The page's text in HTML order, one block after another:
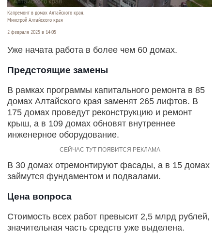
Капремонт в домах Алтайского края.
Минстрой Алтайского края
2 февраля 2025 в 14:05
Уже начата работа в более чем 60 домах.
Предстоящие замены
В рамках программы капитального ремонта в 85
домах Алтайского края заменят 265 лифтов. В
175 домах проведут реконструкцию и ремонт
крыш, а в 109 домах обновят внутреннее
инженерное оборудование.
В 30 домах отремонтируют фасады, а в 15 домах
займутся фундаментом и подвалами.
Цена вопроса
Стоимость всех работ превысит 2,5 млрд рублей,
значительная часть средств уже выделена.